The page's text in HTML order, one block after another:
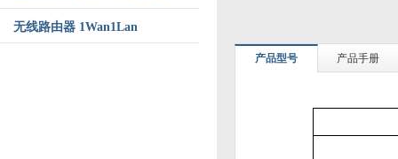
无线路由器 1Wan1Lan
产品型号 产品手册